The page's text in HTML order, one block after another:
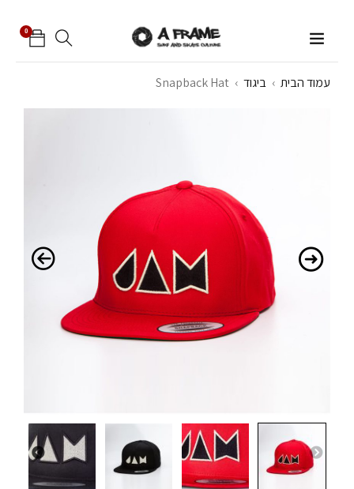
0
עמוד הבית › ביגוד ›
Snapback Hat